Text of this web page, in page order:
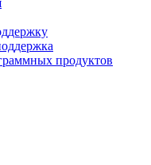
продуктов